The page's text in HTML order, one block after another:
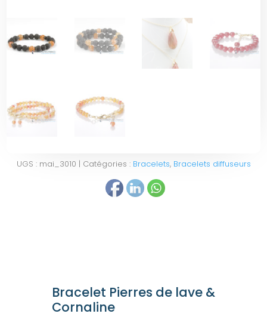
UGS : mai_3010 Catégories : Bracelets, Bracelets diffuseurs
Bracelet Pierres de lave &
Cornaline